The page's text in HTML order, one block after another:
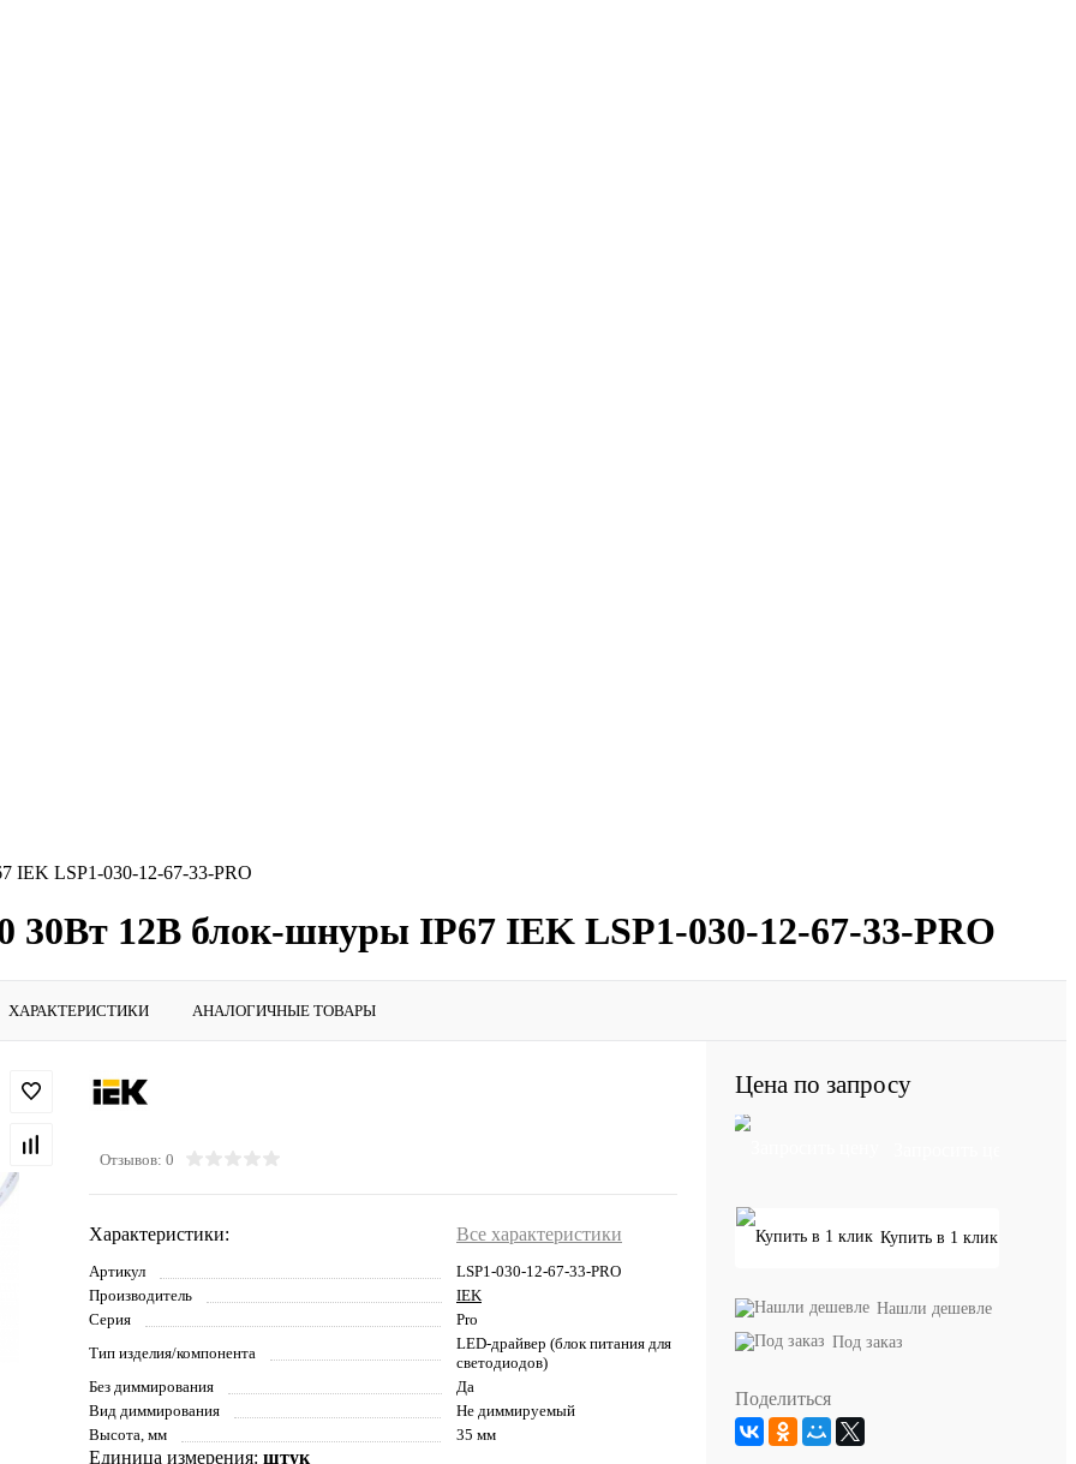
IEK LSP1-030-12-67-33-PRO
30Вт 12В блок-шнуры IP67 IEK LSP1-030-12-67-33-PRO
ХАРАКТЕРИСТИКИ АНАЛОГИЧНЫЕ ТОВАРЫ
Отзывов: 0
Характеристики: Все характеристики
Артикул
LSP1-030-12-67-33-PRO
Производитель
IEK
Серия
Pro
Тип изделия/компонента
LED-драйвер (блок питания для
светодиодов)
Без диммирования
Да
Вид диммирования
Не диммируемый
Высота, мм
35 мм
Единица измерения: штук
Цена по запросу
Купить в 1 клик
Нашли дешевле
Под заказ
Поделиться